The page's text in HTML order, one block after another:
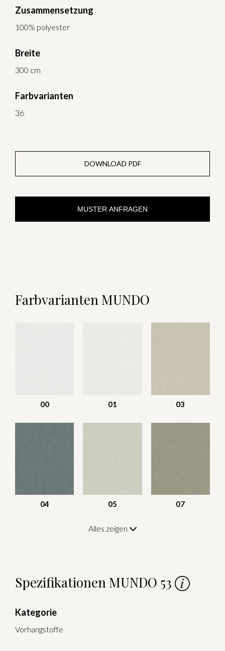
Zusammensetzung
100% polyester
Breite
300 cm
Farbvarianten
36
DOWNLOAD PDF
MUSTER ANFRAGEN
Farbvarianten MUNDO
00 01 03
04 05 07
Alles zeigen
Spezifikationen MUNDO 53
Kategorie
Vorhangstoffe